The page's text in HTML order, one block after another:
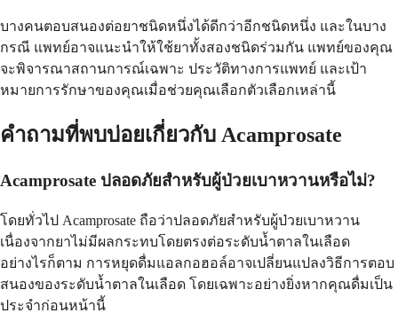
บางคนตอบสนองต่อยาชนิดหนึ่งได้ดีกว่าอีกชนิดหนึ่ง และในบาง
กรณี แพทย์อาจแนะนำให้ใช้ยาทั้งสองชนิดร่วมกัน แพทย์ของคุณ
จะพิจารณาสถานการณ์เฉพาะ ประวัติทางการแพทย์ และเป้า
หมายการรักษาของคุณเมื่อช่วยคุณเลือกตัวเลือกเหล่านี้
คำถามที่พบบ่อยเกี่ยวกับ Acamprosate
Acamprosate ปลอดภัยสำหรับผู้ป่วยเบาหวานหรือไม่?
โดยทั่วไป Acamprosate ถือว่าปลอดภัยสำหรับผู้ป่วยเบาหวาน
เนื่องจากยาไม่มีผลกระทบโดยตรงต่อระดับน้ำตาลในเลือด
อย่างไรก็ตาม การหยุดดื่มแอลกอฮอล์อาจเปลี่ยนแปลงวิธีการตอบ
สนองของระดับน้ำตาลในเลือด โดยเฉพาะอย่างยิ่งหากคุณดื่มเป็น
ประจำก่อนหน้านี้